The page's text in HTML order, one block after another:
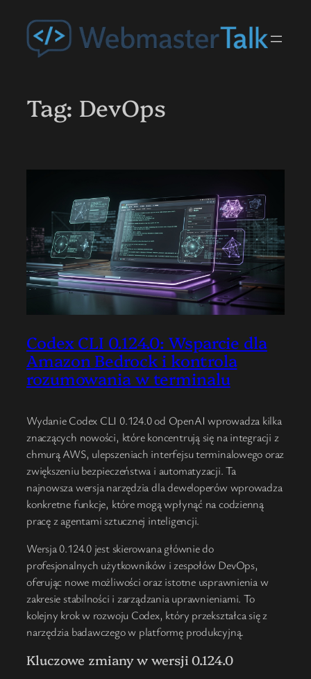
treści
Tag: DevOps
Codex CLI 0.124.0: Wsparcie dla
Amazon Bedrock i kontrola
rozumowania w terminalu
Wydanie Codex CLI 0.124.0 od OpenAI wprowadza kilka
znaczących nowości, które koncentrują się na integracji z
chmurą AWS, ulepszeniach interfejsu terminalowego oraz
zwiększeniu bezpieczeństwa i automatyzacji. Ta
najnowsza wersja narzędzia dla deweloperów wprowadza
konkretne funkcje, które mogą wpłynąć na codzienną
pracę z agentami sztucznej inteligencji.
Wersja 0.124.0 jest skierowana głównie do
profesjonalnych użytkowników i zespołów DevOps,
oferując nowe możliwości oraz istotne usprawnienia w
zakresie stabilności i zarządzania uprawnieniami. To
kolejny krok w rozwoju Codex, który przekształca się z
narzędzia badawczego w platformę produkcyjną.
Kluczowe zmiany w wersji 0.124.0